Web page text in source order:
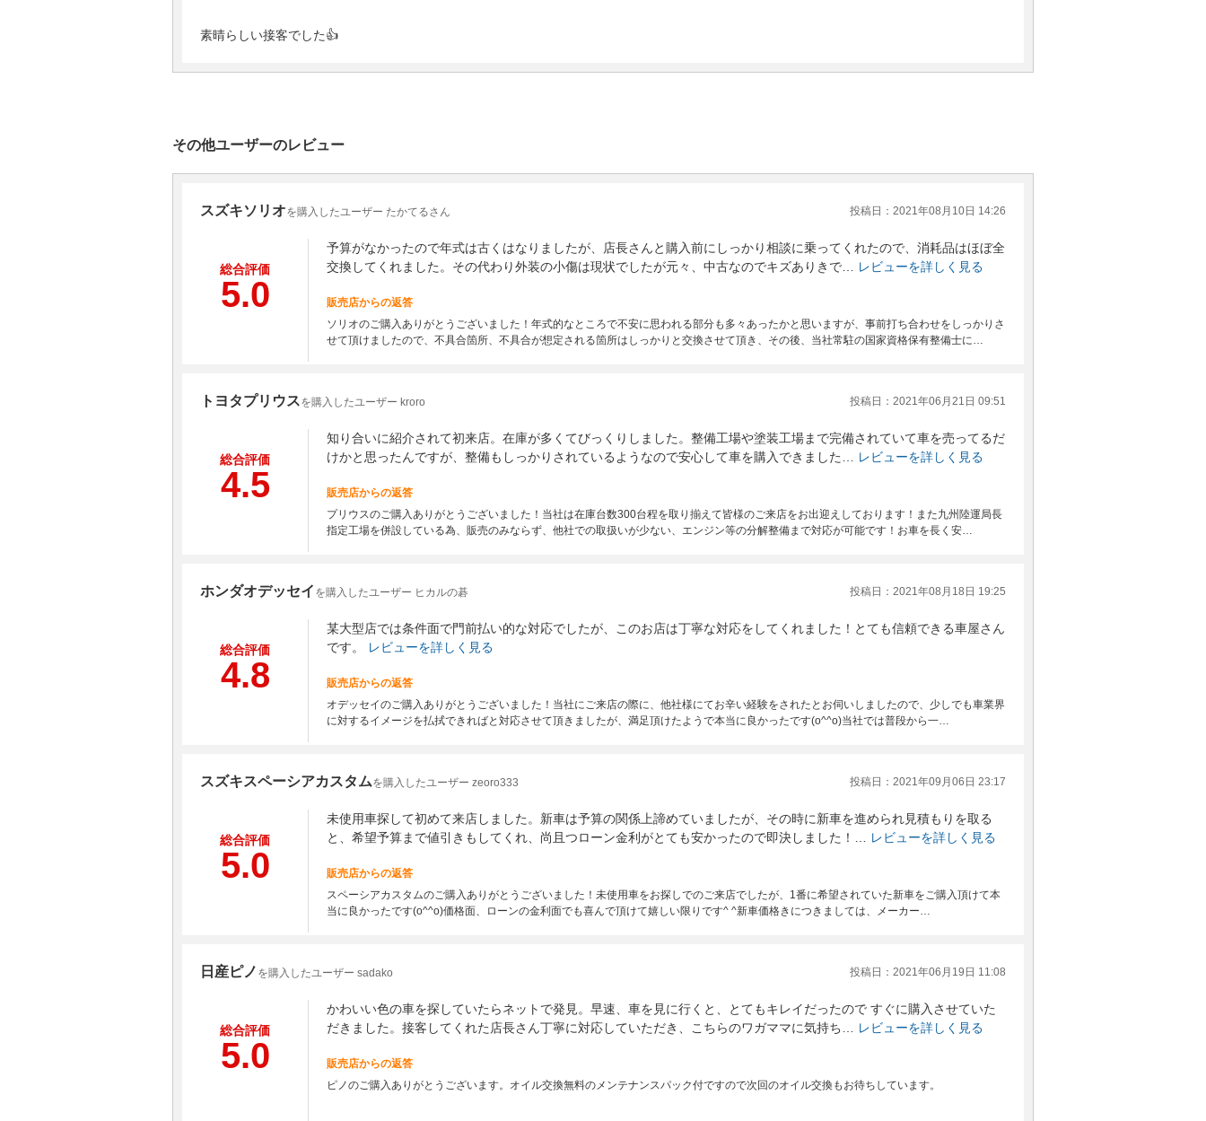
素晴らしい接客でした👍
その他ユーザーのレビュー
スズキソリオを購入したユーザー たかてるさん 投稿日：2021年08月10日 14:26
総合評価
5.0
予算がなかったので年式は古くはなりましたが、店長さんと購入前にしっかり相談に乗ってくれたので、消耗品はほぼ全
交換してくれました。その代わり外装の小傷は現状でしたが元々、中古なのでキズありきで…
レビューを詳しく見る
販売店からの返答
ソリオのご購入ありがとうございました！年式的なところで不安に思われる部分も多々あったかと思いますが、事前打ち合わせをしっかりさ
せて頂けましたので、不具合箇所、不具合が想定される箇所はしっかりと交換させて頂き、その後、当社常駐の国家資格保有整備士に…
トヨタプリウスを購入したユーザー kroro 投稿日：2021年06月21日 09:51
総合評価
4.5
知り合いに紹介されて初来店。在庫が多くてびっくりしました。整備工場や塗装工場まで完備されていて車を売ってるだ
けかと思ったんですが、整備もしっかりされているようなので安心して車を購入できました…
レビューを詳しく見る
販売店からの返答
プリウスのご購入ありがとうございました！当社は在庫台数300台程を取り揃えて皆様のご来店をお出迎えしております！また九州陸運局長
指定工場を併設している為、販売のみならず、他社での取扱いが少ない、エンジン等の分解整備まで対応が可能です！お車を長く安…
ホンダオデッセイ を購入したユーザー ヒカルの碁 投稿日：2021年08月18日 19:25
総合評価
4.8
某大型店では条件面で門前払い的な対応でしたが、このお店は丁寧な対応をしてくれました！とても信頼できる車屋さん
です。
レビューを詳しく見る
販売店からの返答
オデッセイのご購入ありがとうございました！当社にご来店の際に、他社様にてお辛い経験をされたとお伺いしましたので、少しでも車業界
に対するイメージを払拭できればと対応させて頂きましたが、満足頂けたようで本当に良かったです(o^^o)当社では普段から一…
スズキスペーシアカスタムを購入したユーザー zeoro333 投稿日：2021年09月06日 23:17
総合評価
5.0
未使用車探して初めて来店しました。新車は予算の関係上諦めていましたが、その時に新車を進められ見積もりを取る
と、希望予算まで値引きもしてくれ、尚且つローン金利がとても安かったので即決しました！…
レビューを詳しく見る
販売店からの返答
スペーシアカスタムのご購入ありがとうございました！未使用車をお探しでのご来店でしたが、1番に希望されていた新車をご購入頂けて本
当に良かったです(o^^o)価格面、ローンの金利面でも喜んで頂けて嬉しい限りです^ ^新車価格きにつきましては、メーカー…
日産ピノ を購入したユーザー sadako 投稿日：2021年06月19日 11:08
総合評価
5.0
かわいい色の車を探していたらネットで発見。早速、車を見に行くと、とてもキレイだったので すぐに購入させていた
だきました。接客してくれた店長さん丁寧に対応していただき、こちらのワガママに気持ち…
レビューを詳しく見る
販売店からの返答
ピノのご購入ありがとうございます。オイル交換無料のメンテナンスパック付ですので次回のオイル交換もお待ちしています。